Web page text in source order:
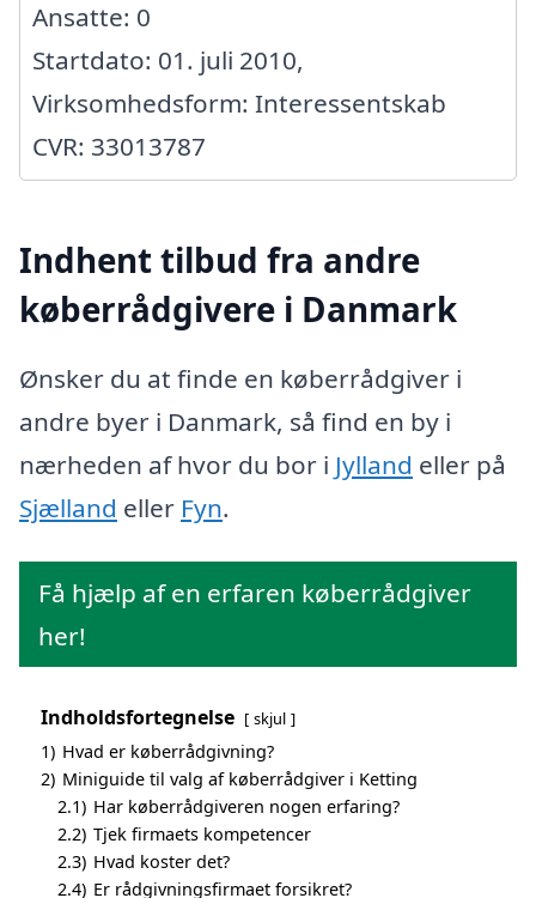
Ansatte: 0
Startdato: 01. juli 2010,
Virksomhedsform: Interessentskab
CVR: 33013787
Indhent tilbud fra andre
køberrådgivere i Danmark
Ønsker du at finde en køberrådgiver i
andre byer i Danmark, så find en by i
nærheden af hvor du bor i Jylland eller på
Sjælland eller Fyn.
Få hjælp af en erfaren køberrådgiver
her!
Indholdsfortegnelse skjul
1) Hvad er køberrådgivning?
2) Miniguide til valg af køberrådgiver i Ketting
2.1) Har køberrådgiveren nogen erfaring?
2.2) Tjek firmaets kompetencer
2.3) Hvad koster det?
2.4) Er rådgivningsfirmaet forsikret?